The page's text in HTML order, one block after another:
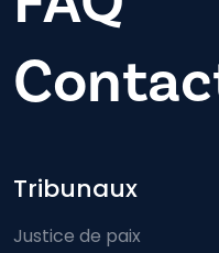
Footer-
Tribunaux
Justice de paix